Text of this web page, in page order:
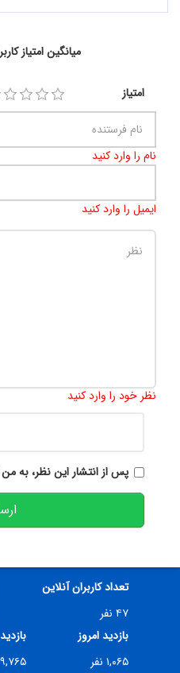
میانگین امتیاز کاربران: 0.0
امتیاز
نام را وارد کنید
ایمیل را وارد کنید
نظر خود را وارد کنید
پس از انتشار این نظر، به
تعداد کاربران آنلاین
۴۷ نفر
بازدید امروز
۱,۰۶۵ نفر
۹,۷۶۵ نفر